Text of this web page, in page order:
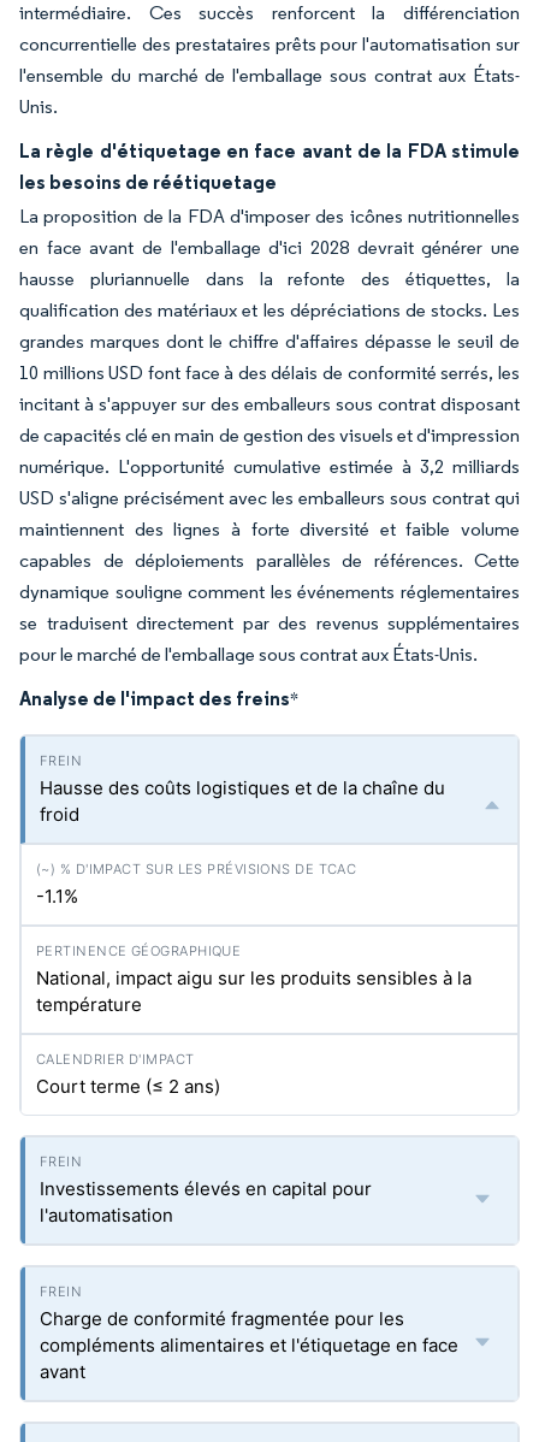
intermédiaire. Ces succès renforcent la différenciation
concurrentielle des prestataires prêts pour l'automatisation sur
l'ensemble du marché de l'emballage sous contrat aux États-
Unis.
La règle d'étiquetage en face avant de la FDA stimule
les besoins de réétiquetage
La proposition de la FDA d'imposer des icônes nutritionnelles
en face avant de l'emballage d'ici 2028 devrait générer une
hausse pluriannuelle dans la refonte des étiquettes, la
qualification des matériaux et les dépréciations de stocks. Les
grandes marques dont le chiffre d'affaires dépasse le seuil de
10 millions USD font face à des délais de conformité serrés, les
incitant à s'appuyer sur des emballeurs sous contrat disposant
de capacités clé en main de gestion des visuels et d'impression
numérique. L'opportunité cumulative estimée à 3,2 milliards
USD s'aligne précisément avec les emballeurs sous contrat qui
maintiennent des lignes à forte diversité et faible volume
capables de déploiements parallèles de références. Cette
dynamique souligne comment les événements réglementaires
se traduisent directement par des revenus supplémentaires
pour le marché de l'emballage sous contrat aux États-Unis.
Analyse de l'impact des freins*
Hausse des coûts logistiques et de la chaîne du
froid
-1.1%
National, impact aigu sur les produits sensibles à la
température
Court terme (≤ 2 ans)
Investissements élevés en capital pour
l'automatisation
Charge de conformité fragmentée pour les
compléments alimentaires et l'étiquetage en face
avant